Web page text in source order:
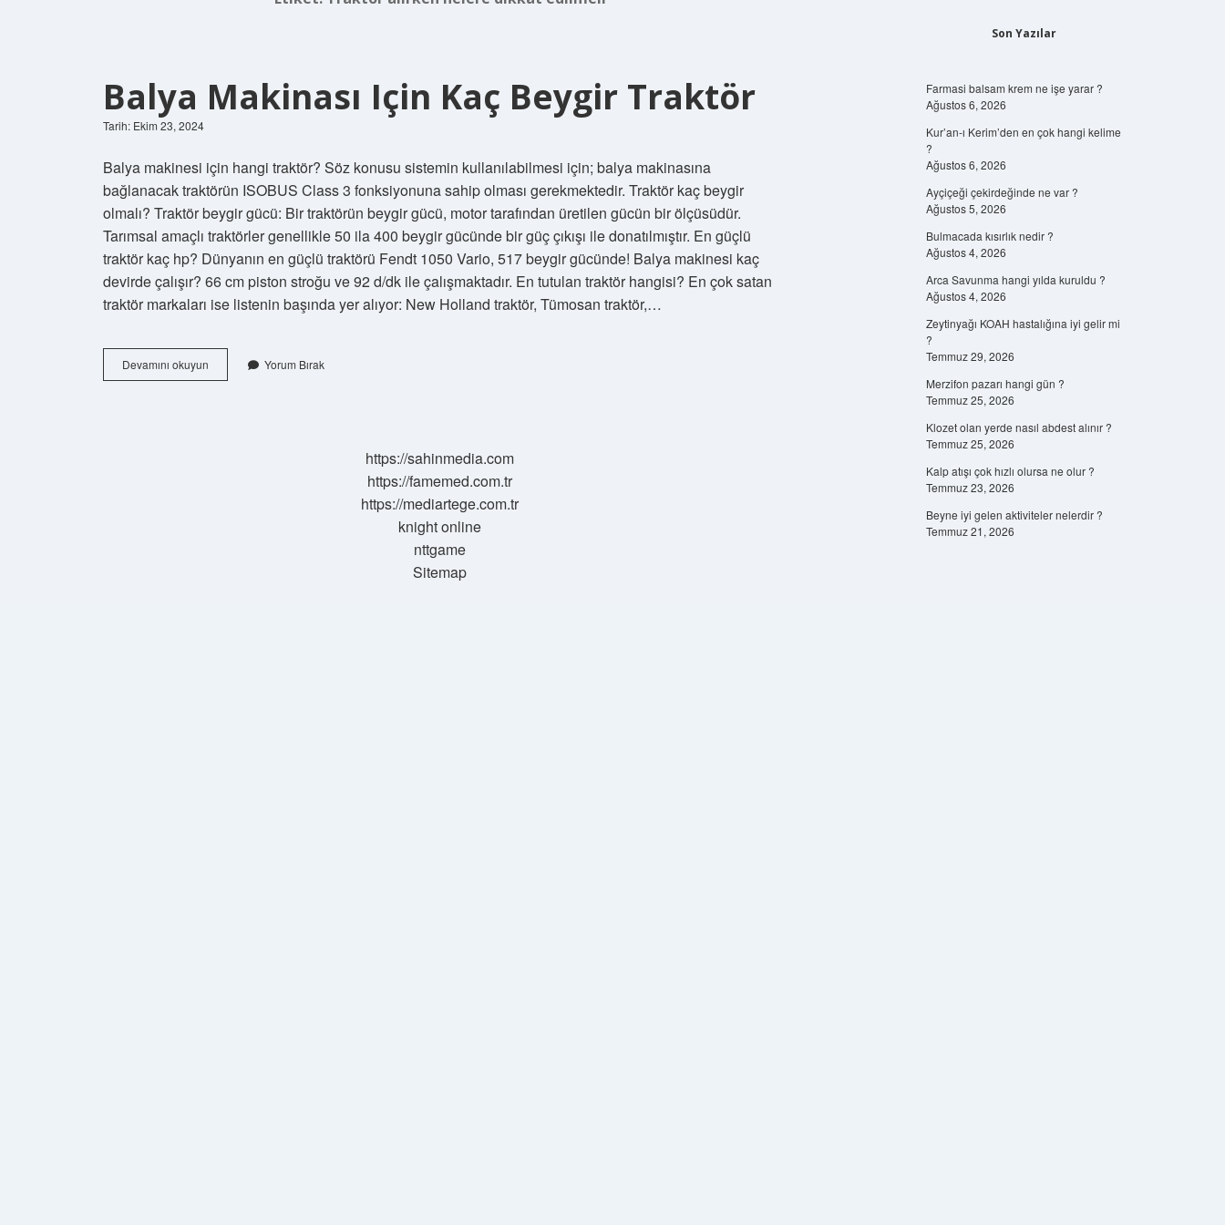
Balya Makinası Için Kaç Beygir Traktör
Tarih: Ekim 23, 2024
Balya makinesi için hangi traktör? Söz konusu sistemin kullanılabilmesi için; balya makinasına
bağlanacak traktörün ISOBUS Class 3 fonksiyonuna sahip olması gerekmektedir. Traktör kaç beygir
olmalı? Traktör beygir gücü: Bir traktörün beygir gücü, motor tarafından üretilen gücün bir ölçüsüdür.
Tarımsal amaçlı traktörler genellikle 50 ila 400 beygir gücünde bir güç çıkışı ile donatılmıştır. En güçlü
traktör kaç hp? Dünyanın en güçlü traktörü Fendt 1050 Vario, 517 beygir gücünde! Balya makinesi kaç
devirde çalışır? 66 cm piston stroğu ve 92 d/dk ile çalışmaktadır. En tutulan traktör hangisi? En çok satan
traktör markaları ise listenin başında yer alıyor: New Holland traktör, Tümosan traktör,…
Devamını okuyun
Makinası
Yorum Bırak
https://sahinmedia.com
https://famemed.com.tr
https://mediartege.com.tr
knight online
nttgame
Sitemap
Son Yazılar
Farmasi balsam krem ne işe yarar ?
Ağustos 6, 2026
Kur’an-ı Kerim’den en çok hangi kelime
?
Ağustos 6, 2026
Ayçiçeği çekirdeğinde ne var ?
Ağustos 5, 2026
Bulmacada kısırlık nedir ?
Ağustos 4, 2026
Arca Savunma hangi yılda kuruldu ?
Ağustos 4, 2026
Zeytinyağı KOAH hastalığına iyi gelir mi
?
Temmuz 29, 2026
Merzifon pazarı hangi gün ?
Temmuz 25, 2026
Klozet olan yerde nasıl abdest alınır ?
Temmuz 25, 2026
Kalp atışı çok hızlı olursa ne olur ?
Temmuz 23, 2026
Beyne iyi gelen aktiviteler nelerdir ?
Temmuz 21, 2026